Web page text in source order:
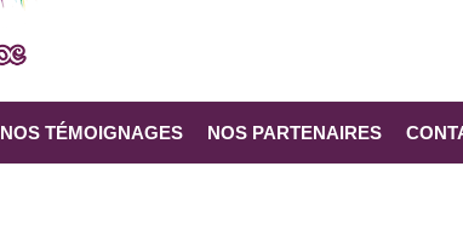
NOS TÉMOIGNAGES NOS PARTENAIRES
A CASETTALOC»NEWS» ARTICLE DÉSIRS DE VOYAGE ,